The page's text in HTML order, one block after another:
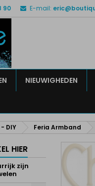
90 E-mail:
NIEUWIGHEDEN
DIY Feria Armband
HIER
zijn
U